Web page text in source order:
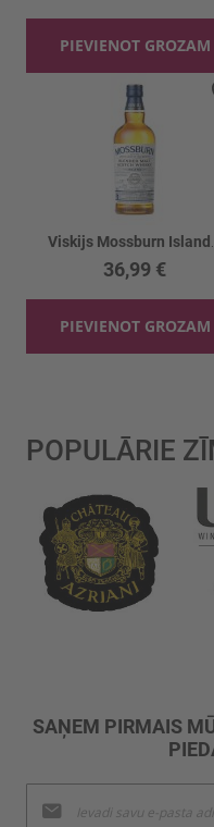
PIEVIENOT GROZAM
36,99 €
PIEVIENOT GROZAM
POPULĀRIE
SAŅEM PIRMAIS
jaunumu